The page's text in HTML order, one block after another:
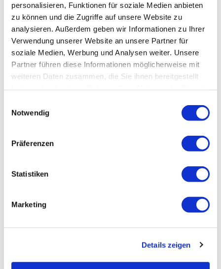
personalisieren, Funktionen für soziale Medien anbieten
zu können und die Zugriffe auf unsere Website zu
analysieren. Außerdem geben wir Informationen zu Ihrer
Verwendung unserer Website an unsere Partner für
soziale Medien, Werbung und Analysen weiter. Unsere
Partner führen diese Informationen möglicherweise mit
weiteren Daten zusammen, die Sie ihnen bereitgestellt
Notwendig
Präferenzen
Statistiken
Marketing
Details zeigen